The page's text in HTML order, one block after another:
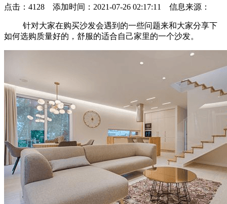
点击：4128 添加时间：2021-07-26 02:17:11 信息来源：
针对大家在购买沙发会遇到的一些问题来和大家分享下
如何选购质量好的，舒服的适合自己家里的一个沙发。